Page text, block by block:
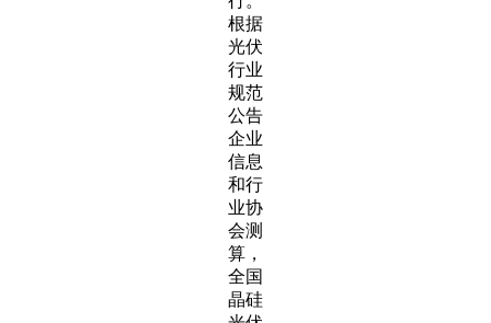
根据
光伏
行业
规范
公告
企业
信息
和行
业协
会测
算，
全国
晶硅